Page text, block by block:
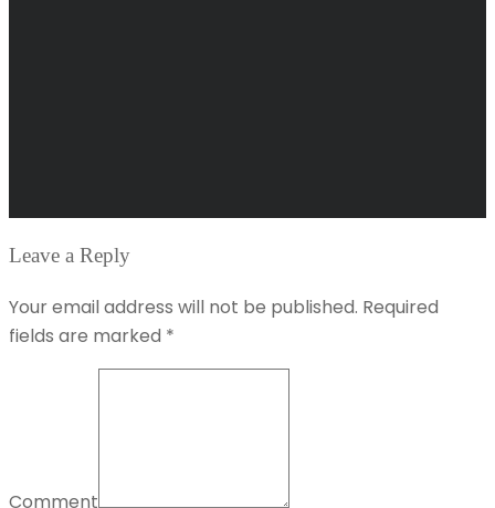
Leave a Reply
Your email address will not be published. Required
fields are marked *
Comment